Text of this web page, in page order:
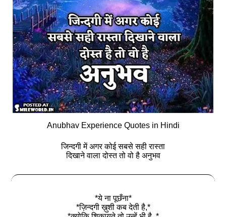
Anubhav Experience Quotes in Hindi
जिन्‍दगी में अगर कोई सबसे सही रास्‍ता
दिखाने वाला दोस्‍त तो वो है अनुभव
*ये ना पूछँना*
*ज़िन्दगी ख़ुशी कब देती है,*